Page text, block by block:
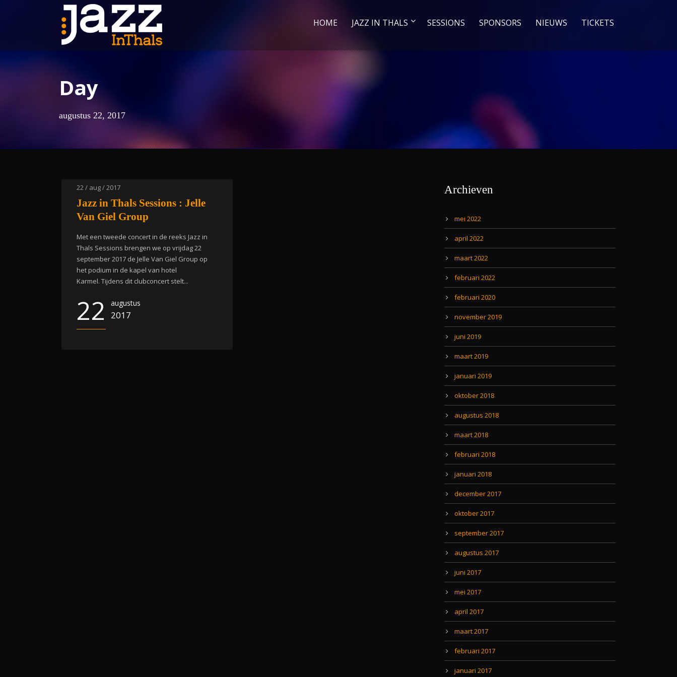
HOME JAZZ IN THALS SESSIONS SPONSORS NIEUWS TICKETS
Day
augustus 22, 2017
22 / aug / 2017
Jazz in Thals Sessions : Jelle
Van Giel Group
Met een tweede concert in de reeks Jazz in
Thals Sessions brengen we op vrijdag 22
september 2017 de Jelle Van Giel Group op
het podium in de kapel van hotel
Karmel. Tijdens dit clubconcert stelt...
22 augustus
2017
Archieven
mei 2022
april 2022
maart 2022
februari 2022
februari 2020
november 2019
juni 2019
maart 2019
januari 2019
oktober 2018
augustus 2018
maart 2018
februari 2018
januari 2018
december 2017
oktober 2017
september 2017
augustus 2017
juni 2017
mei 2017
april 2017
maart 2017
februari 2017
januari 2017